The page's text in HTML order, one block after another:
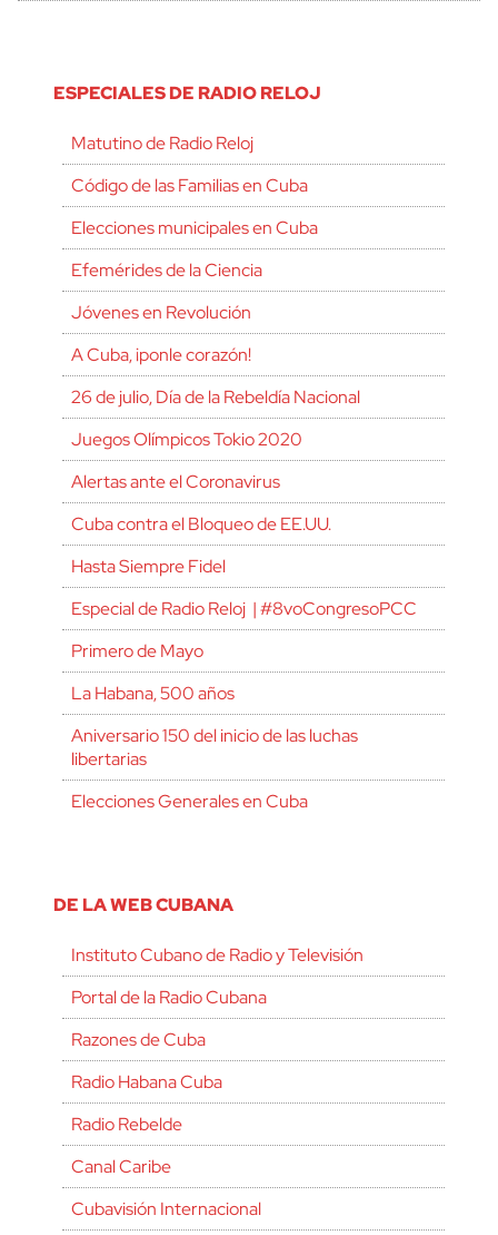
ESPECIALES DE RADIO RELOJ
Matutino de Radio Reloj
Código de las Familias en Cuba
Elecciones municipales en Cuba
Efemérides de la Ciencia
Jóvenes en Revolución
A Cuba, ¡ponle corazón!
26 de julio, Día de la Rebeldía Nacional
Juegos Olímpicos Tokio 2020
Alertas ante el Coronavirus
Cuba contra el Bloqueo de EE.UU.
Hasta Siempre Fidel
Especial de Radio Reloj | #8voCongresoPCC
Primero de Mayo
La Habana, 500 años
Aniversario 150 del inicio de las luchas
libertarias
Elecciones Generales en Cuba
DE LA WEB CUBANA
Instituto Cubano de Radio y Televisión
Portal de la Radio Cubana
Razones de Cuba
Radio Habana Cuba
Radio Rebelde
Canal Caribe
Cubavisión Internacional